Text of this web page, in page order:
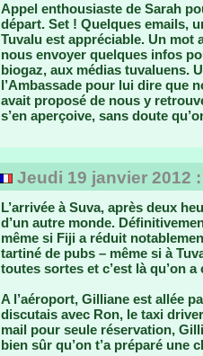
Appel enthousiaste de Sarah
départ. Set ! Quelques emails,
Tuvalu est appréciable. Un mot
nous envoyer quelques infos
biogaz, aux médias tuvaluens.
l’Ambassade pour lui dire que
avait proposé de nous y
s’en aperçoive, sans doute
Jeudi 19 janvier 2012
L’arrivée à Suva, après deux
d’un autre monde.
même si Fiji a réduit
tartiné de pubs – même si à
toutes sortes et c’est là qu’on
A l’aéroport, Gilliane est allée
discutais avec Ron, le taxi
mail pour seule réservation,
bien sûr qu’on t’a préparé une